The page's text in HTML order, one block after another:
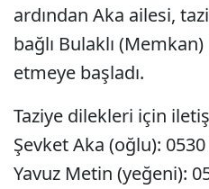
ardından Aka ailesi,
bağlı Bulaklı
etmeye başladı.
Taziye dilekleri için
Şevket Aka (oğlu):
Yavuz Metin (yeğeni):